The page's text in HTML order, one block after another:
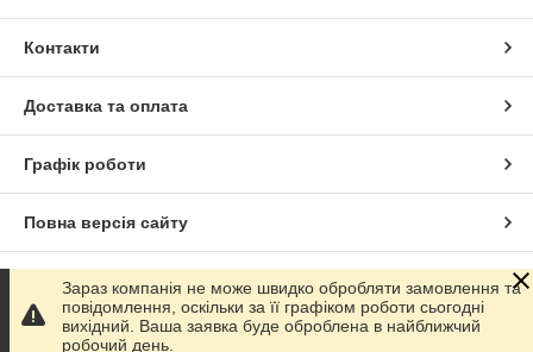
Контакти
Доставка та оплата
Графік роботи
Повна версія сайту
Сайт створено на маркетплейсі Prom.ua
Політика конфіденційності
Зараз компанія не може швидко обробляти замовлення та
повідомлення, оскільки за її графіком роботи сьогодні
вихідний. Ваша заявка буде оброблена в найближчий
робочий день.